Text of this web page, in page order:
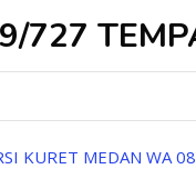
727
KURET MEDAN WA